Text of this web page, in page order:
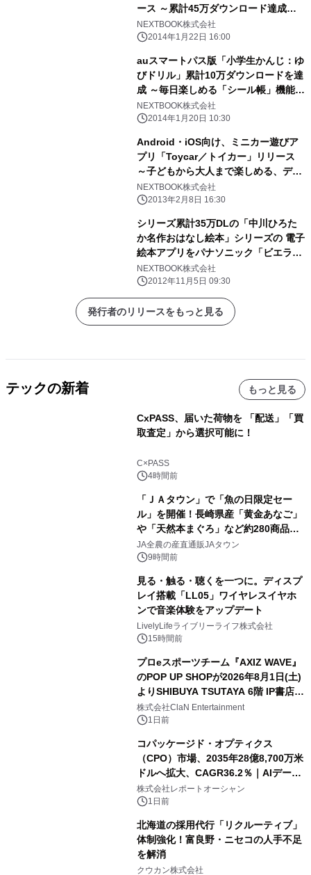
ース ～累計45万ダウンロード達成し
た「ゆびドリルシリーズ」姉妹アプリ
～
NEXTBOOK株式会社
2014年1月22日 16:00
auスマートパス版「小学生かんじ：ゆ
びドリル」累計10万ダウンロードを達
成 ～毎日楽しめる「シール帳」機能も
実装～
NEXTBOOK株式会社
2014年1月20日 10:30
Android・iOS向け、ミニカー遊びア
プリ「Toycar／トイカー」リリース
～子どもから大人まで楽しめる、デバ
イス間で通信も～
NEXTBOOK株式会社
2013年2月8日 16:30
シリーズ累計35万DLの「中川ひろた
か名作おはなし絵本」シリーズの 電子
絵本アプリをパナソニック「ビエラ・
コネクト」で配信開始
NEXTBOOK株式会社
2012年11月5日 09:30
発行者のリリースをもっと見る
テックの新着 もっと見る
CxPASS、届いた荷物を 「配送」「買
取査定」から選択可能に！
C×PASS
4時間前
「ＪＡタウン」で「魚の日限定セー
ル」を開催！長崎県産「黄金あなご」
や「天然本まぐろ」など約280商品を
販売！～毎月１０日の定例企画～
JA全農の産直通販JAタウン
9時間前
見る・触る・聴くを一つに。ディスプ
レイ搭載「LL05」ワイヤレスイヤホ
ンで音楽体験をアップデート
LivelyLifeライブリーライフ株式会社
15時間前
プロeスポーツチーム『AXIZ WAVE』
のPOP UP SHOPが2026年8月1日(土)
よりSHIBUYA TSUTAYA 6階 IP書店で
開催決定！！
株式会社ClaN Entertainment
1日前
コパッケージド・オプティクス
（CPO）市場、2035年28億8,700万米
ドルへ拡大、CAGR36.2％｜AIデータ
センター・高速光通信需要が成長を加
速
株式会社レポートオーシャン
1日前
北海道の採用代行「リクルーティブ」
体制強化！富良野・ニセコの人手不足
を解消
クウカン株式会社